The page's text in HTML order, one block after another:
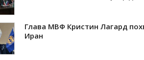
Глава МВФ Кристин Лагард
Иран